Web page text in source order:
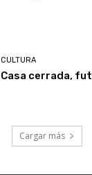
CULTURA
Casa cerrada,
Cargar más